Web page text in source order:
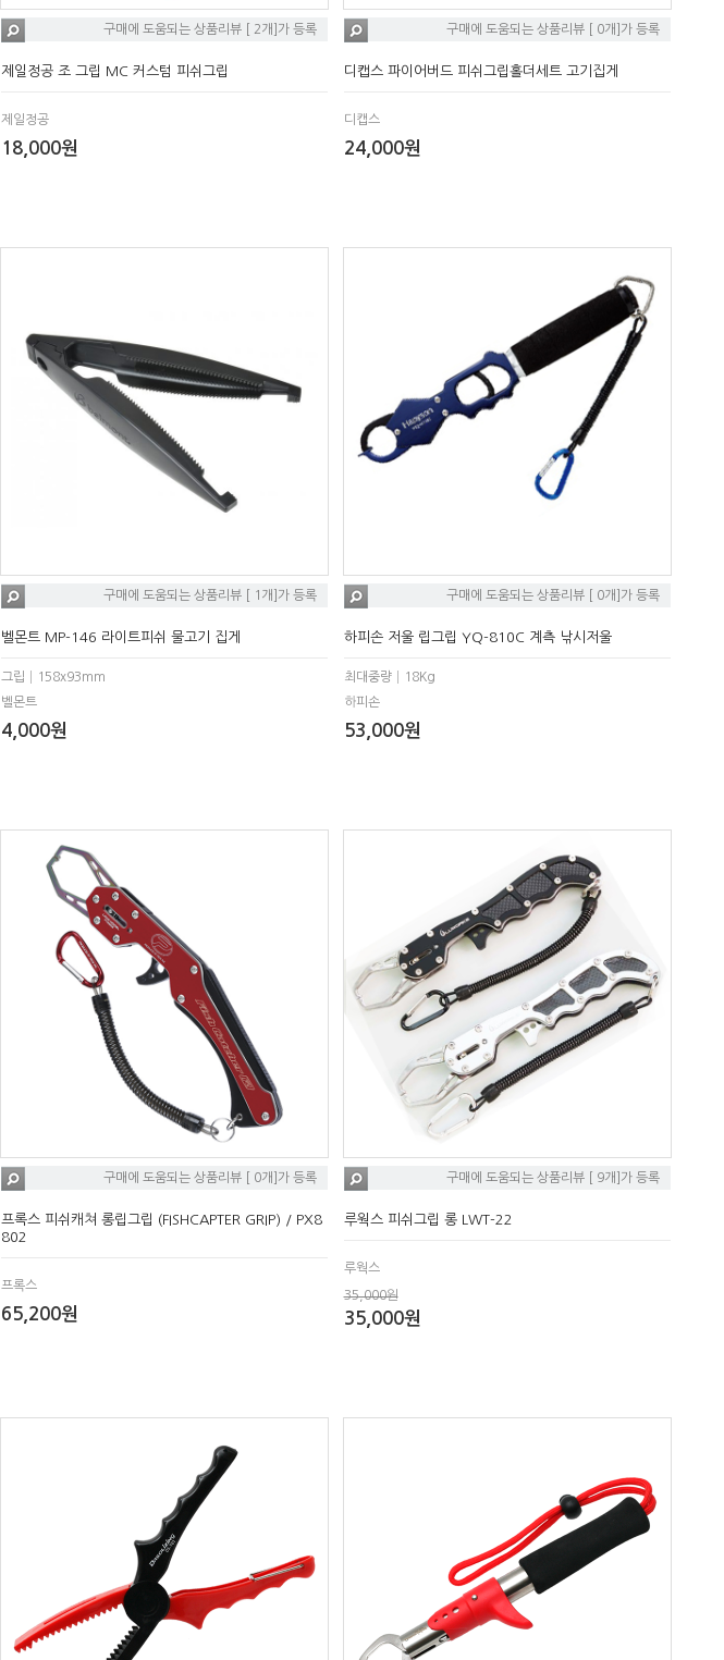
구매에 도움되는 상품리뷰 [ 2개]가 등록
제일정공 조 그립 MC 커스텀 피쉬그립
제일정공
18,000원
구매에 도움되는 상품리뷰 [ 0개]가 등록
디캡스 파이어버드 피쉬그립홀더세트 고기집게
디캡스
24,000원
구매에 도움되는 상품리뷰 [ 1개]가 등록
벨몬트 MP-146 라이트피쉬 물고기 집게
그립│158x93mm
벨몬트
4,000원
구매에 도움되는 상품리뷰 [ 0개]가 등록
하피손 저울 립그립 YQ-810C 계측 낚시저울
최대중량│18Kg
하피손
53,000원
구매에 도움되는 상품리뷰 [ 0개]가 등록
프록스 피쉬캐쳐 롱립그립 (FISHCAPTER GRIP) / PX8
802
프록스
65,200원
구매에 도움되는 상품리뷰 [ 9개]가 등록
루웍스 피쉬그립 롱 LWT-22
루웍스
35,000원
35,000원